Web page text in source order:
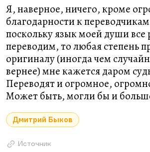
Я, наверное, ничего, кроме
благодарности к
поскольку язык моей души все
переводим, то любая степень
оригиналу (иногда чем
вернее) мне кажется даром
Переводят и огромное,
Может быть, могли бы и
Дмитрий Быков
Источник